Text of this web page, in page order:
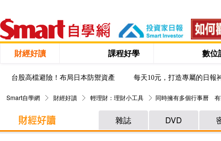
財經好讀 課程好學 數位
台股高檔避險！布局日本防禦資產 每天10元，打造專屬的日報
Smart自學網 財經好讀 輕理財：理財小工具 同時擁有多個行事曆
雜誌 DVD